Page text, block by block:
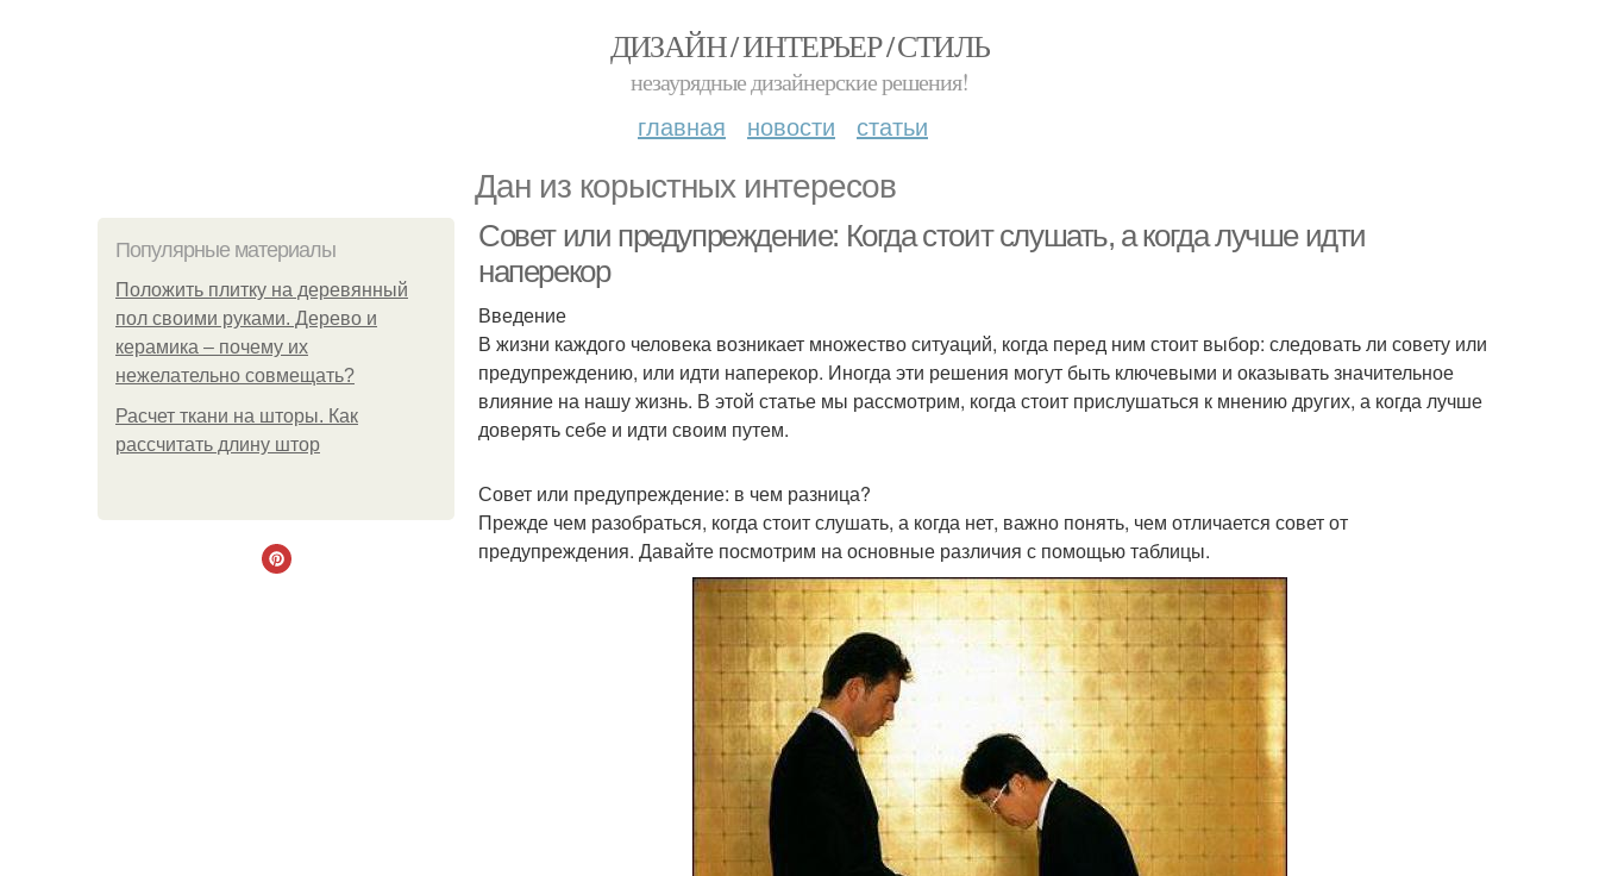
ДИЗАЙН / ИНТЕРЬЕР / СТИЛЬ
незаурядные дизайнерские решения!
главная новости статьи
Дан из корыстных интересов
Популярные материалы
Положить плитку на деревянный
пол своими руками. Дерево и
керамика – почему их
нежелательно совмещать?
Расчет ткани на шторы. Как
рассчитать длину штор
Совет или предупреждение: Когда стоит слушать, а когда лучше идти
наперекор
Введение
В жизни каждого человека возникает множество ситуаций, когда перед ним стоит выбор: следовать ли совету или
предупреждению, или идти наперекор. Иногда эти решения могут быть ключевыми и оказывать значительное
влияние на нашу жизнь. В этой статье мы рассмотрим, когда стоит прислушаться к мнению других, а когда лучше
доверять себе и идти своим путем.
Совет или предупреждение: в чем разница?
Прежде чем разобраться, когда стоит слушать, а когда нет, важно понять, чем отличается совет от
предупреждения. Давайте посмотрим на основные различия с помощью таблицы.